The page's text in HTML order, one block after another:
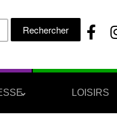
Rechercher :
LOISIRS